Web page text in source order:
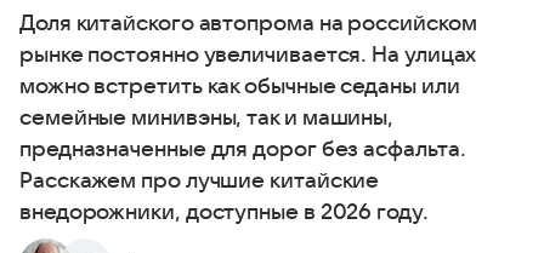
Доля китайского автопрома на российском
рынке постоянно увеличивается. На улицах
можно встретить как обычные седаны или
семейные минивэны, так и машины,
предназначенные для дорог без асфальта.
Расскажем про лучшие китайские
внедорожники, доступные в 2026 году.